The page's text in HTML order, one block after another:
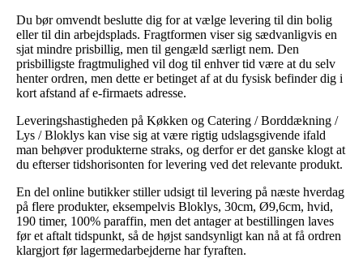
Du bør omvendt beslutte dig for at vælge levering til din bolig
eller til din arbejdsplads. Fragtformen viser sig sædvanligvis en
sjat mindre prisbillig, men til gengæld særligt nem. Den
prisbilligste fragtmulighed vil dog til enhver tid være at du selv
henter ordren, men dette er betinget af at du fysisk befinder dig i
kort afstand af e-firmaets adresse.
Leveringshastigheden på Køkken og Catering / Borddækning /
Lys / Bloklys kan vise sig at være rigtig udslagsgivende ifald
man behøver produkterne straks, og derfor er det ganske klogt at
du efterser tidshorisonten for levering ved det relevante produkt.
En del online butikker stiller udsigt til levering på næste hverdag
på flere produkter, eksempelvis Bloklys, 30cm, Ø9,6cm, hvid,
190 timer, 100% paraffin, men det antager at bestillingen laves
før et aftalt tidspunkt, så de højst sandsynligt kan nå at få ordren
klargjort før lagermedarbejderne har fyraften.